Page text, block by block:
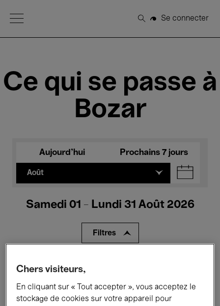
Open Menu
Rechercher
Se connecter
Ce qui se passe à
Bozar
Aujourd'hui Prochains 7 jours
Août
Samedi 01 - Lundi 31 Août 2026
Filtres
Tous les événements
Expositions Films Performances
Chers visiteurs,
En cliquant sur « Tout accepter », vous acceptez le
stockage de cookies sur votre appareil pour